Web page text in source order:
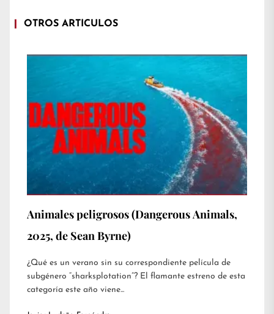
OTROS ARTÍCULOS
Animales peligrosos (Dangerous Animals,
2025, de Sean Byrne)
¿Qué es un verano sin su correspondiente película de
subgénero “sharksplotation”? El flamante estreno de esta
categoría este año viene...